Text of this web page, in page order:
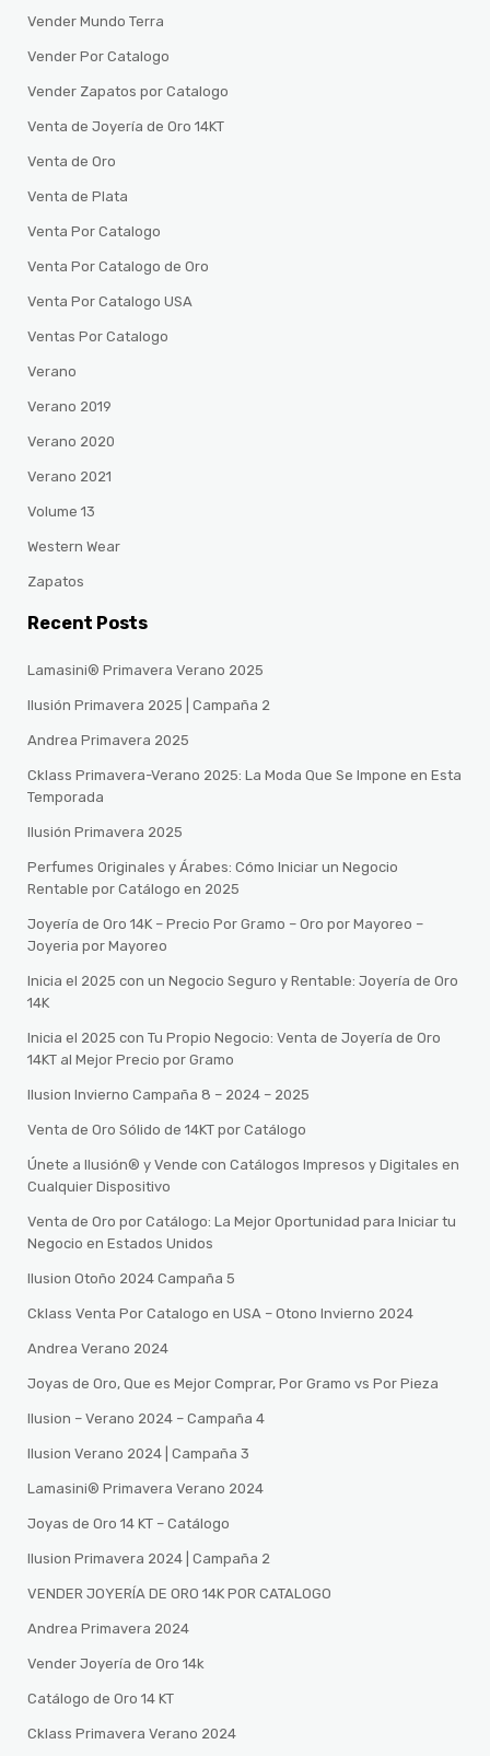
Vender Mundo Terra
Vender Por Catalogo
Vender Zapatos por Catalogo
Venta de Joyería de Oro 14KT
Venta de Oro
Venta de Plata
Venta Por Catalogo
Venta Por Catalogo de Oro
Venta Por Catalogo USA
Ventas Por Catalogo
Verano
Verano 2019
Verano 2020
Verano 2021
Volume 13
Western Wear
Zapatos
Recent Posts
Lamasini® Primavera Verano 2025
Ilusión Primavera 2025 | Campaña 2
Andrea Primavera 2025
Cklass Primavera-Verano 2025: La Moda Que Se Impone en Esta
Temporada
Ilusión Primavera 2025
Perfumes Originales y Árabes: Cómo Iniciar un Negocio
Rentable por Catálogo en 2025
Joyería de Oro 14K – Precio Por Gramo – Oro por Mayoreo –
Joyeria por Mayoreo
Inicia el 2025 con un Negocio Seguro y Rentable: Joyería de Oro
14K
Inicia el 2025 con Tu Propio Negocio: Venta de Joyería de Oro
14KT al Mejor Precio por Gramo
Ilusion Invierno Campaña 8 – 2024 – 2025
Venta de Oro Sólido de 14KT por Catálogo
Únete a Ilusión® y Vende con Catálogos Impresos y Digitales en
Cualquier Dispositivo
Venta de Oro por Catálogo: La Mejor Oportunidad para Iniciar tu
Negocio en Estados Unidos
Ilusion Otoño 2024 Campaña 5
Cklass Venta Por Catalogo en USA – Otono Invierno 2024
Andrea Verano 2024
Joyas de Oro, Que es Mejor Comprar, Por Gramo vs Por Pieza
Ilusion – Verano 2024 – Campaña 4
Ilusion Verano 2024 | Campaña 3
Lamasini®️ Primavera Verano 2024
Joyas de Oro 14 KT – Catálogo
Ilusion Primavera 2024 | Campaña 2
VENDER JOYERÍA DE ORO 14K POR CATALOGO
Andrea Primavera 2024
Vender Joyería de Oro 14k
Catálogo de Oro 14 KT
Cklass Primavera Verano 2024